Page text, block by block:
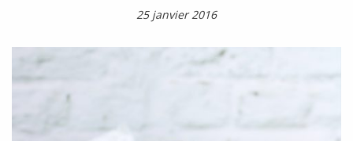
25 janvier 2016